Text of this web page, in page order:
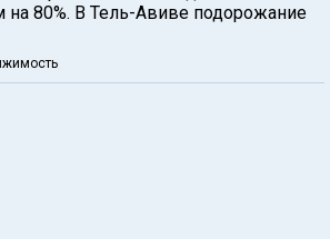
80%. В Тель-Авиве подорожание